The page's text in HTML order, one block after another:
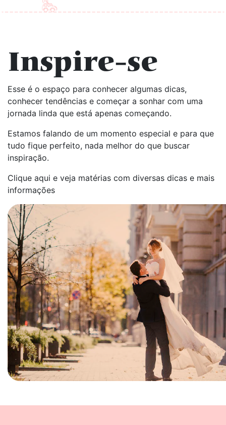
Inspire-se
Esse é o espaço para conhecer algumas dicas,
conhecer tendências e começar a sonhar com uma
jornada linda que está apenas começando.
Estamos falando de um momento especial e para que
tudo fique perfeito, nada melhor do que buscar
inspiração.
Clique aqui e veja matérias com diversas dicas e mais
informações